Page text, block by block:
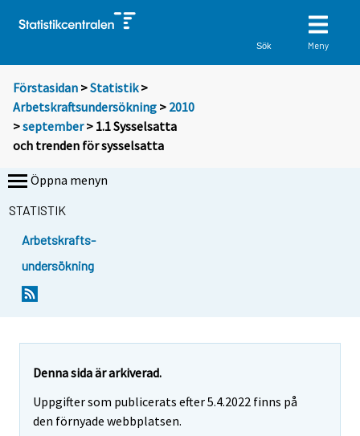
Sök Meny
Förstasidan >Statistik >
Arbetskraftsundersökning > 2010
>september> 1.1 Sysselsatta
och trenden för sysselsatta
Öppna menyn
STATISTIK
Arbetskrafts-
undersökning
Denna sida är arkiverad.
Uppgifter som publicerats efter 5.4.2022 finns på
den förnyade webbplatsen.